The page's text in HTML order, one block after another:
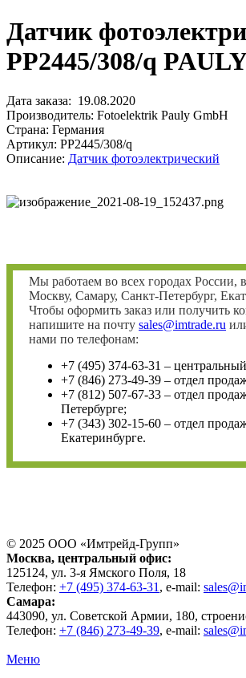
Датчик
PP2445/308/q
Дата заказа: 19.08.2020
Производитель: Fotoelektrik Pauly GmbH
Страна: Германия
Артикул: PP2445/308/q
Описание: Датчик фотоэлектрический
Мы работаем во всех городах России,
Москву, Самару, Санкт-Петербург,
Чтобы оформить заказ или получить
напишите на почту sales@imtrade.ru
нами по телефонам:
+7 (495) 374-63-31 –
+7 (846) 273-49-39 – отдел
+7 (812) 507-67-33 – отдел
Петербурге;
+7 (343) 302-15-60 – отдел
Екатеринбурге.
© 2025 ООО «Имтрейд-Групп»
Москва, центральный офис:
125124, ул. 3-я Ямского Поля, 18
Телефон: +7 (495) 374-63-31 , e-mail:
Самара:
443090, ул. Советской Армии, 180,
Телефон: +7 (846) 273-49-39, e-mail:
Меню